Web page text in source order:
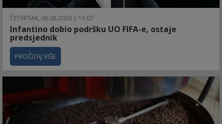
ČETVRTAK, 06.08.2026 | 11:07
Infantino dobio podršku UO FIFA-e, ostaje
predsjednik
PROČITAJ VIŠE